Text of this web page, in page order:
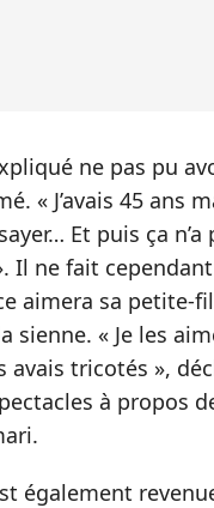
ne pas pu
« J’avais 45 ans
Et puis ça
Il ne fait
aimera sa petite-
sienne. « Je les
avais tricotés »,
à propos
également